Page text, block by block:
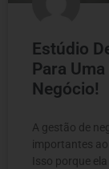
Estúdio
Para
Negócio!
A gestão de
importantes
Isso porque